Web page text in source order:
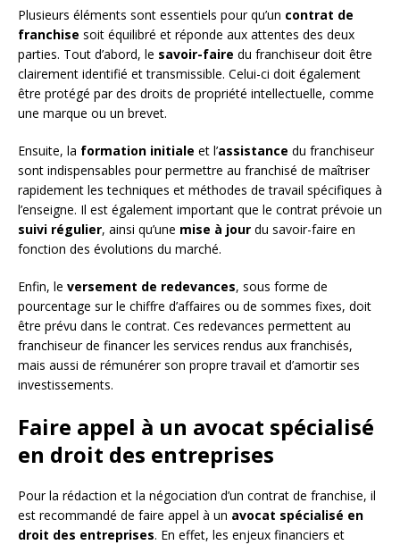
Plusieurs éléments sont essentiels pour qu’un contrat de
franchise soit équilibré et réponde aux attentes des deux
parties. Tout d’abord, le savoir-faire du franchiseur doit être
clairement identifié et transmissible. Celui-ci doit également
être protégé par des droits de propriété intellectuelle, comme
une marque ou un brevet.
Ensuite, la formation initiale et l’assistance du franchiseur
sont indispensables pour permettre au franchisé de maîtriser
rapidement les techniques et méthodes de travail spécifiques à
l’enseigne. Il est également important que le contrat prévoie un
suivi régulier, ainsi qu’une mise à jour du savoir-faire en
fonction des évolutions du marché.
Enfin, le versement de redevances, sous forme de
pourcentage sur le chiffre d’affaires ou de sommes fixes, doit
être prévu dans le contrat. Ces redevances permettent au
franchiseur de financer les services rendus aux franchisés,
mais aussi de rémunérer son propre travail et d’amortir ses
investissements.
Faire appel à un avocat spécialisé
en droit des entreprises
Pour la rédaction et la négociation d’un contrat de franchise, il
est recommandé de faire appel à un avocat spécialisé en
droit des entreprises. En effet, les enjeux financiers et